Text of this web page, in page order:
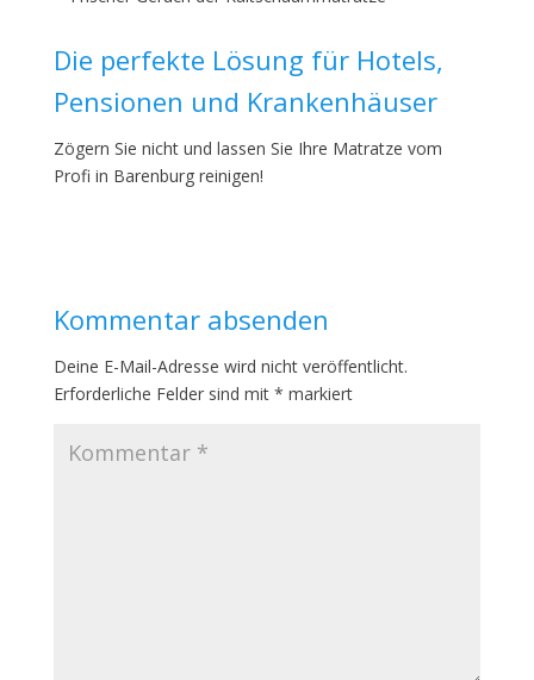
Die perfekte Lösung für Hotels,
Pensionen und Krankenhäuser
Zögern Sie nicht und lassen Sie Ihre Matratze vom
Profi in Barenburg reinigen!
Kommentar absenden
Deine E-Mail-Adresse wird nicht veröffentlicht.
Erforderliche Felder sind mit * markiert